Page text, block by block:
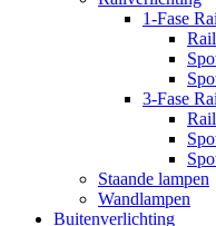
1-Fase
3-Fase
Staande lampen
Wandlampen
Buitenverlichting